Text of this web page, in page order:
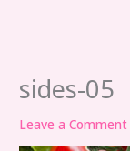
sides-05
Leave a Comment